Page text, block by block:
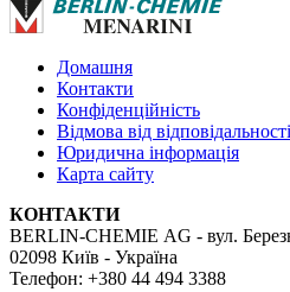
Домашня
Контакти
Конфіденційність
Відмова від відповідальності
Юридична інформація
Карта сайту
КОНТАКТИ
BERLIN-CHEMIE AG - вул.
02098 Київ - Україна
Телефон: +380 44 494 3388